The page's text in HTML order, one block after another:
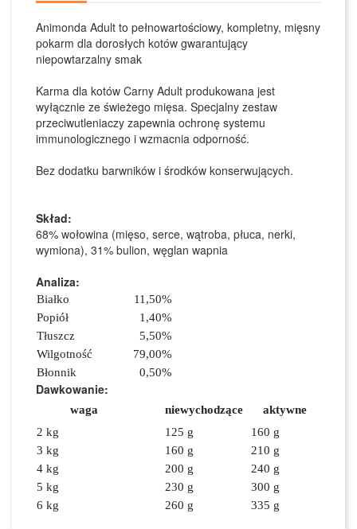
Animonda Adult to pełnowartościowy, kompletny, mięsny
pokarm dla dorosłych kotów gwarantujący
niepowtarzalny smak
Karma dla kotów Carny Adult produkowana jest
wyłącznie ze świeżego mięsa. Specjalny zestaw
przeciwutleniaczy zapewnia ochronę systemu
immunologicznego i wzmacnia odporność.
Bez dodatku barwników i środków konserwujących.
Skład:
68% wołowina (mięso, serce, wątroba, płuca, nerki,
wymiona), 31% bulion, węglan wapnia
Analiza:
Białko
11,50%
Popiół
1,40%
Tłuszcz
5,50%
Wilgotność
79,00%
Błonnik
0,50%
Dawkowanie:
waga niewychodzące
aktywne
2 kg
125 g
160 g
3 kg
160 g
210 g
4 kg
200 g
240 g
5 kg
230 g
300 g
6 kg
260 g 335 g